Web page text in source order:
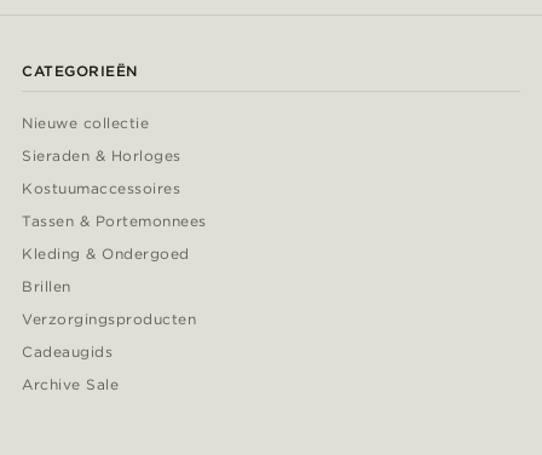
CATEGORIEËN
Nieuwe collectie
Sieraden & Horloges
Kostuumaccessoires
Tassen & Portemonnees
Kleding & Ondergoed
Brillen
Verzorgingsproducten
Cadeaugids
Archive Sale